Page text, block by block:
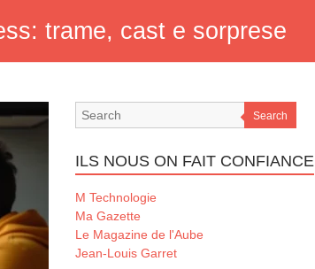
trame, cast e sorprese
Search
ILS NOUS ON FAIT CONFIANCE
M Technologie
Ma Gazette
Le Magazine de l'Aube
Jean-Louis Garret